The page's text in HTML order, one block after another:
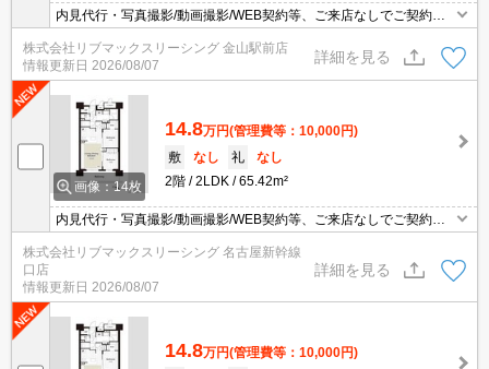
内見代行・写真撮影/動画撮影/WEB契約等、ご来店なしでご契約可
能です。お気軽にご相談下さい。
株式会社リブマックスリーシング 金山駅前店
情報更新日 2026/08/07
詳細を見る
画像：14枚
14.8万円(管理費等：10,000円)
敷
なし 礼
なし
2階
2LDK 65.42m²
内見代行・写真撮影/動画撮影/WEB契約等、ご来店なしでご契約可
能です。お気軽にご相談下さい。
株式会社リブマックスリーシング 名古屋新幹線
口店
情報更新日 2026/08/07
詳細を見る
14.8万円(管理費等：10,000円)